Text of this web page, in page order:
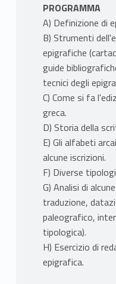
PROGRAMMA
A) Definizione di
B) Strumenti
epigrafiche
guide
tecnici degli
C) Come si fa
greca.
D) Storia della
E) Gli alfabeti
alcune iscrizioni.
F) Diverse
G) Analisi di
traduzione,
paleografico,
tipologica).
H) Esercizio di
epigrafica.